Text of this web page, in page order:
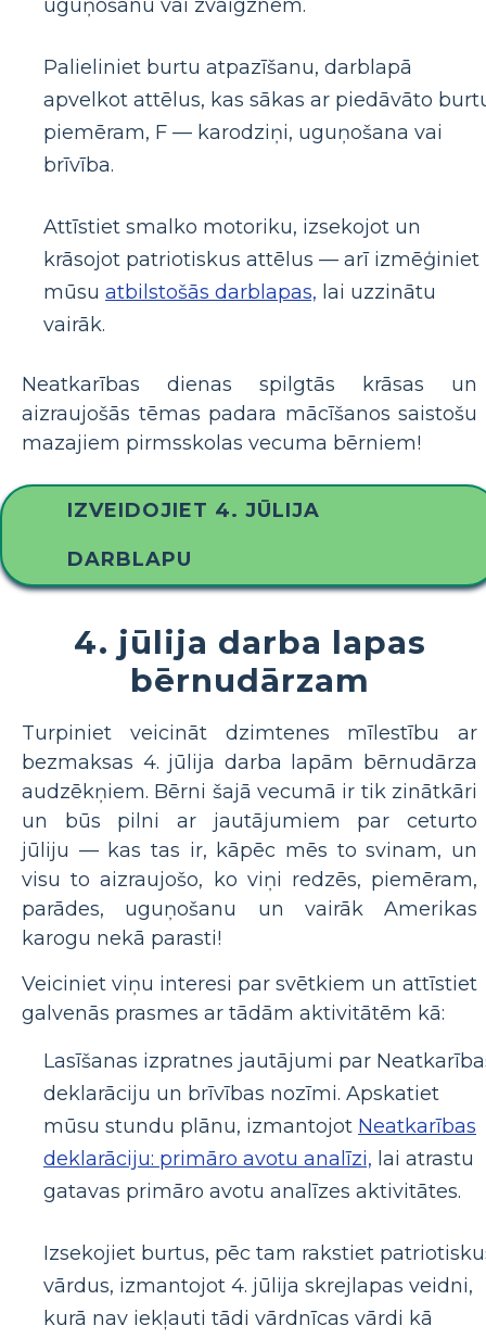
uguņošanu vai zvaigznēm.
Palieliniet burtu atpazīšanu, darblapā
apvelkot attēlus, kas sākas ar piedāvāto
piemēram, F — karodziņi, uguņošana vai
brīvība.
Attīstiet smalko motoriku, izsekojot un
krāsojot patriotiskus attēlus — arī izmēģiniet
mūsu atbilstošās darblapas, lai uzzinātu
vairāk.
Neatkarības dienas spilgtās krāsas un
aizraujošās tēmas padara mācīšanos saistošu
mazajiem pirmsskolas vecuma bērniem!
IZVEIDOJIET 4. JŪLIJA
DARBLAPU
4. jūlija darba lapas
bērnudārzam
Turpiniet veicināt dzimtenes mīlestību ar
bezmaksas 4. jūlija darba lapām bērnudārza
audzēkņiem. Bērni šajā vecumā ir tik zinātkāri
un būs pilni ar jautājumiem par ceturto
jūliju — kas tas ir, kāpēc mēs to svinam, un
visu to aizraujošo, ko viņi redzēs, piemēram,
parādes, uguņošanu un vairāk Amerikas
karogu nekā parasti!
Veiciniet viņu interesi par svētkiem un attīstiet
galvenās prasmes ar tādām aktivitātēm kā:
Lasīšanas izpratnes jautājumi par
deklarāciju un brīvības nozīmi. Apskatiet
mūsu stundu plānu, izmantojot Neatkarības
deklarāciju: primāro avotu analīzi, lai atrastu
gatavas primāro avotu analīzes aktivitātes.
Izsekojiet burtus, pēc tam rakstiet
vārdus, izmantojot 4. jūlija skrejlapas veidni,
kurā nav iekļauti tādi vārdnīcas vārdi kā